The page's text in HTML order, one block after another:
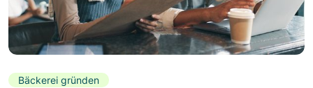
Bäckerei gründen